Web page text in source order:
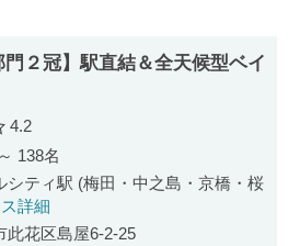
門２冠】駅直結＆全天候型ベイ
口コミ評価
4.2
138名
シティ駅 (梅田・中之島・京橋・桜
詳細
此花区島屋6-2-25